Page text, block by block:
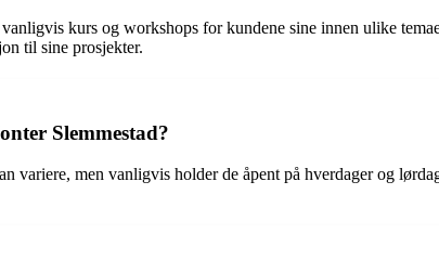
kurs og workshops for kundene sine innen ulike
til sine prosjekter.
Slemmestad?
variere, men vanligvis holder de åpent på hverdager og